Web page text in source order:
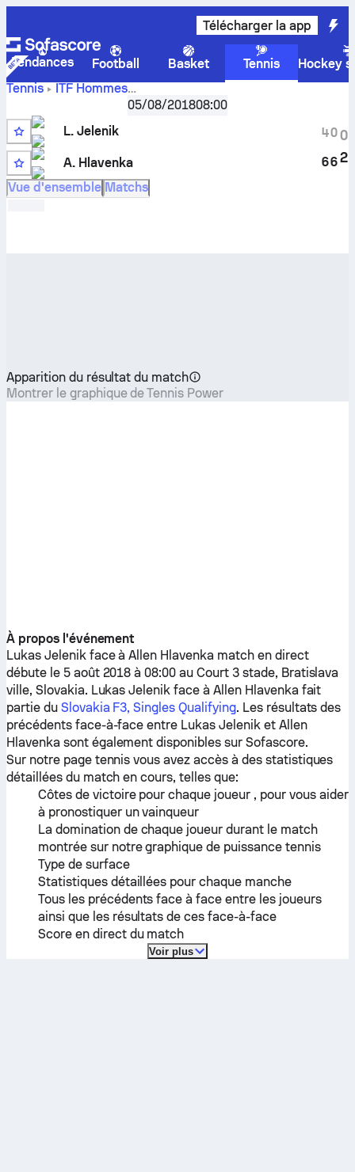
Télécharger la app
Tendances Football Basket Tennis
Hockey
Tennis
ITF Hommes
Slovakia F3, Singles Qualifying,Qualification
directLukas Jelenik
à face
05/08/201808:00
L. Jelenik
A. Hlavenka
4
6
0
6
0
2
Vue d'ensemble Matchs
Apparition du résultat du match
Montrer le graphique de Tennis Power
À propos l'événement
Lukas Jelenikface àAllen Hlavenka match en direct
débute le 5 août 2018 à 08:00 au Court 3 stade, Bratislava
ville, Slovakia. Lukas Jelenik face à Allen Hlavenka fait
partie du Slovakia F3, Singles Qualifying. Les résultats des
précédents face-à-face entre Lukas Jeleniket Allen
Hlavenka sont également disponibles sur Sofascore.
Sur notre page tennis vous avez accès à des statistiques
détaillées du match en cours, telles que:
Côtes de victoire pour chaque joueur , pour vous aider
à pronostiquer un vainqueur
La domination de chaque joueur durant le match
montrée sur notre graphique de puissance tennis
Type de surface
Statistiques détaillées pour chaque manche
Tous les précédents face à face entre les joueurs
ainsi que les résultats de ces face-à-face
Score en direct du match
Voir plus